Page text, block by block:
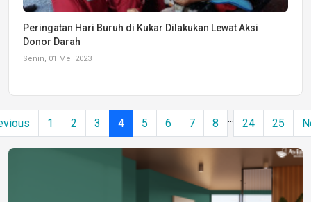
Peringatan Hari Buruh di Kukar Dilakukan Lewat Aksi
Donor Darah
Senin, 01 Mei 2023
1 2 3 4 5 6 7 8 ... 24 25